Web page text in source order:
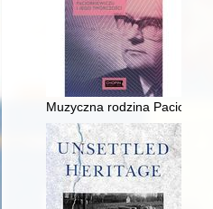
Muzyczna rodzina